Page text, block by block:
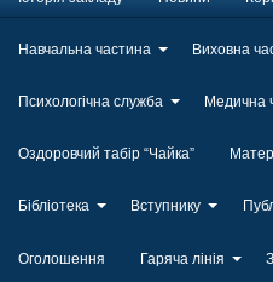
Навчальна частина Виховна
Психологічна служба Медична
Оздоровчий табір “Чайка”
Бібліотека Вступнику
Оголошення Гаряча лінія